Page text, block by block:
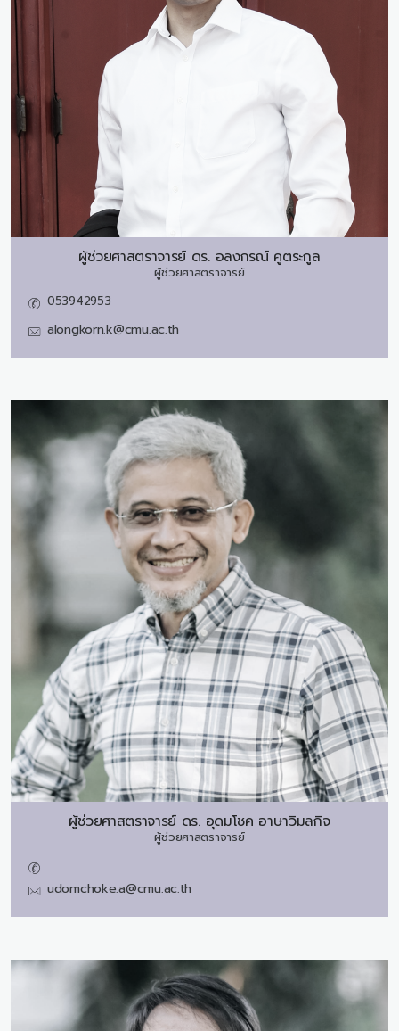
ผู้ช่วยศาสตราจารย์ ดร. อลงกรณ์ คูตระกูล
ผู้ช่วยศาสตราจารย์
053942953
alongkorn.k@cmu.ac.th
ผู้ช่วยศาสตราจารย์ ดร. อุดมโชค อาษาวิมลกิจ
ผู้ช่วยศาสตราจารย์
udomchoke.a@cmu.ac.th